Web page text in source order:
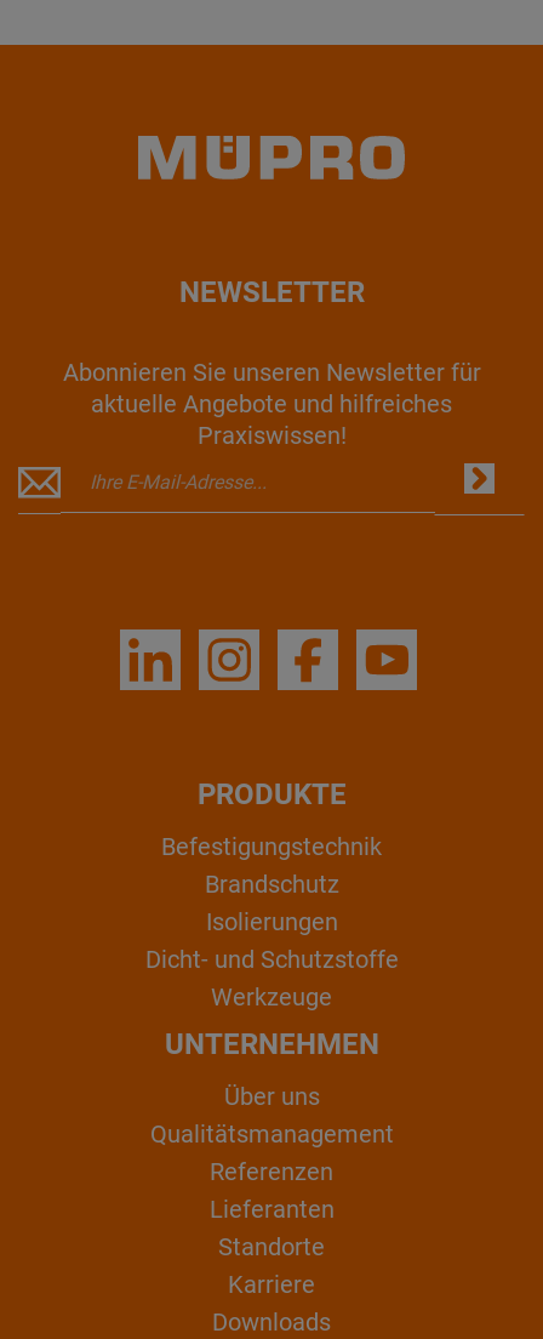
NEWSLETTER
Abonnieren Sie unseren Newsletter für
aktuelle Angebote und hilfreiches
Praxiswissen!
PRODUKTE
Befestigungstechnik
Brandschutz
Isolierungen
Dicht- und Schutzstoffe
Werkzeuge
UNTERNEHMEN
Über uns
Qualitätsmanagement
Referenzen
Lieferanten
Standorte
Karriere
Downloads